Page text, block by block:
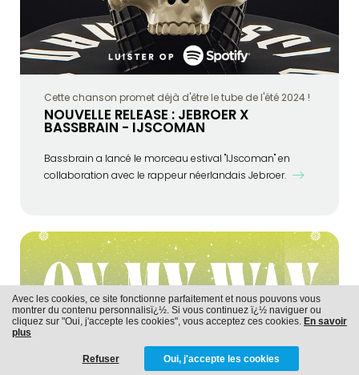
Cette chanson promet déjà d'être le tube de l'été 2024 !
NOUVELLE RELEASE : JEBROER X
BASSBRAIN - IJSCOMAN
Bassbrain a lancé le morceau estival "IJscoman" en
collaboration avec le rappeur néerlandais Jebroer.
Avec les cookies, ce site fonctionne parfaitement et nous pouvons vous
montrer du contenu personnalisï¿½. Si vous continuez ï¿½ naviguer ou
cliquez sur "Oui, j'accepte les cookies", vous acceptez ces cookies. En savoir
plus
Refuser Oui, j'accepte les cookies